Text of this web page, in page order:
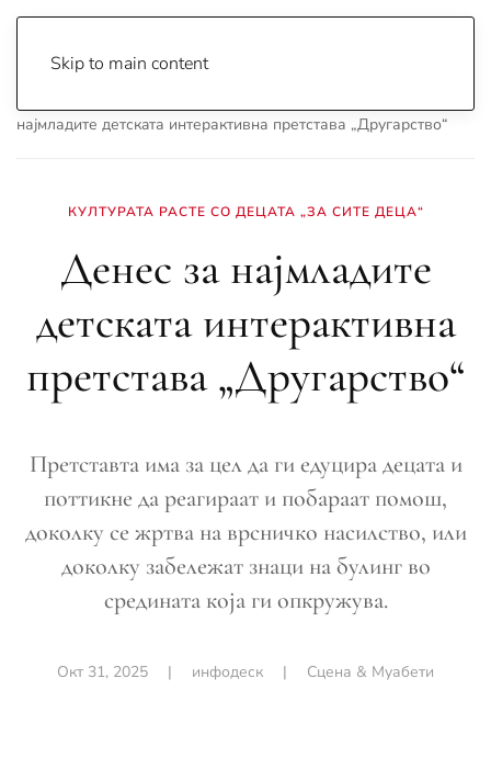
Skip to main content
најмладите детскaта интерактивна претстава „Другарство“
КУЛТУРАТА РАСТЕ СО ДЕЦАТА „ЗА СИТЕ ДЕЦА“
Денес за најмладите
детскaта интерактивна
претстава „Другарство“
Претставта има за цел да ги едуцира децата и
поттикне да реагираат и побараат помош,
доколку се жртва на врсничко насилство, или
доколку забележат знаци на булинг во
средината која ги опкружува.
Окт 31, 2025 | инфодеск | Сцена & Муабети